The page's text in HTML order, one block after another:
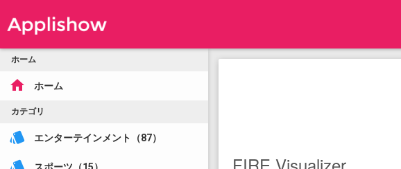
ホーム
home ホーム
カテゴリ
style エンターテインメント（87）